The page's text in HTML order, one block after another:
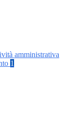
amministrativa
1